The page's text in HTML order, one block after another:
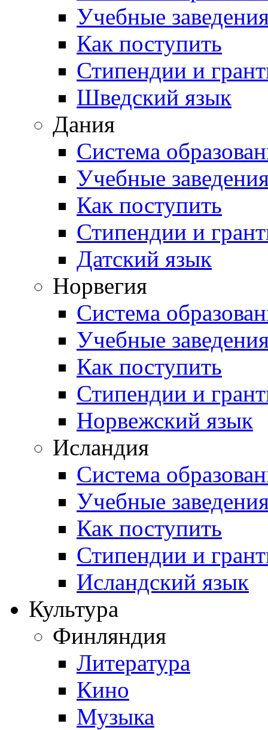
Учебные
Как поступить
Стипендии и
Шведский язык
Дания
Система
Учебные
Как поступить
Стипендии и
Датский язык
Норвегия
Система
Учебные
Как поступить
Стипендии и
Норвежский язык
Исландия
Система
Учебные
Как поступить
Стипендии и
Исландский язык
Культура
Финляндия
Литература
Кино
Музыка